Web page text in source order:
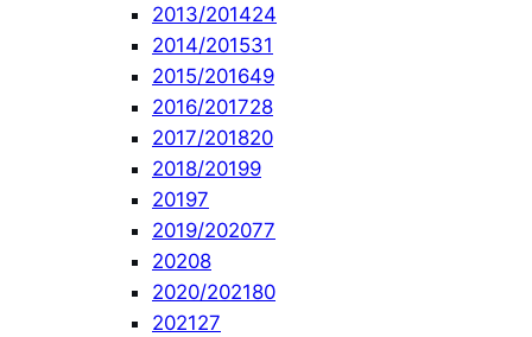
2013/201424
2014/201531
2015/201649
2016/201728
2017/201820
2018/20199
20197
2019/202077
20208
2020/202180
202127